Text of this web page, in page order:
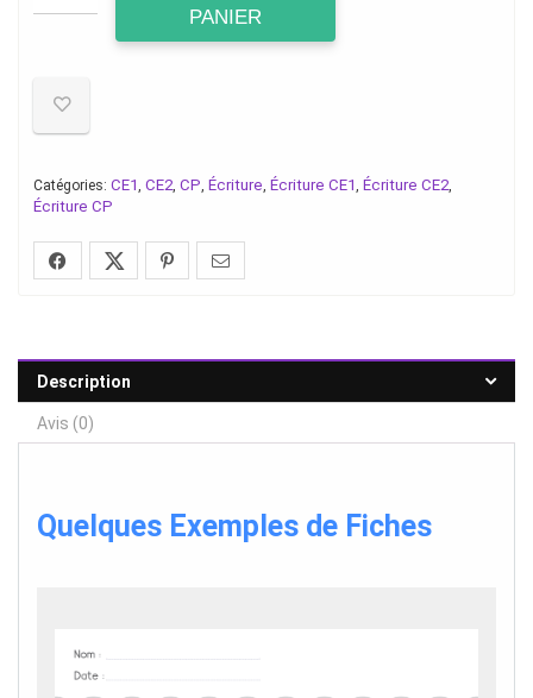
PANIER
Catégories: CE1 CE2 CP Écriture Écriture CE1 Écriture CE2
Écriture CP
Description
Avis (0)
Quelques Exemples de Fiches